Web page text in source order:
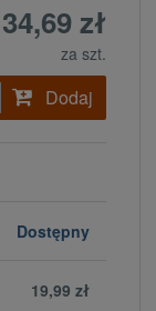
zł
za szt.
Dodaj
Dostępny
19,99 zł